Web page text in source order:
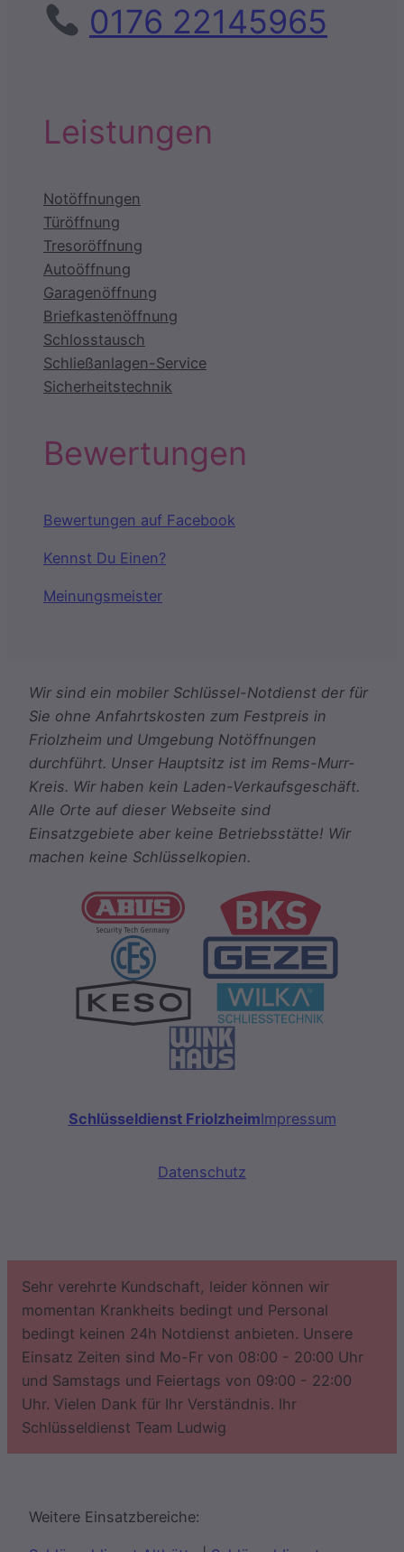
0176 22145965
Leistungen
Notöffnungen
Türöffnung
Tresoröffnung
Autoöffnung
Garagenöffnung
Briefkastenöffnung
Schlosstausch
Schließanlagen-Service
Sicherheitstechnik
Bewertungen
Bewertungen auf Facebook
Kennst Du Einen?
Meinungsmeister
Wir sind ein mobiler Schlüssel-Notdienst der für
Sie ohne Anfahrtskosten zum Festpreis in
Friolzheim und Umgebung Notöffnungen
durchführt. Unser Hauptsitz ist im Rems-Murr-
Kreis. Wir haben kein Laden-Verkaufsgeschäft.
Alle Orte auf dieser Webseite sind
Einsatzgebiete aber keine Betriebsstätte! Wir
machen keine Schlüsselkopien.
Schlüsseldienst FriolzheimImpressum
Datenschutz
Sehr verehrte Kundschaft, leider können wir
momentan Krankheits bedingt und Personal
bedingt keinen 24h Notdienst anbieten. Unsere
Einsatz Zeiten sind Mo-Fr von 08:00 - 20:00 Uhr
und Samstags und Feiertags von 09:00 - 22:00
Uhr. Vielen Dank für Ihr Verständnis. Ihr
Schlüsseldienst Team Ludwig
Weitere Einsatzbereiche: